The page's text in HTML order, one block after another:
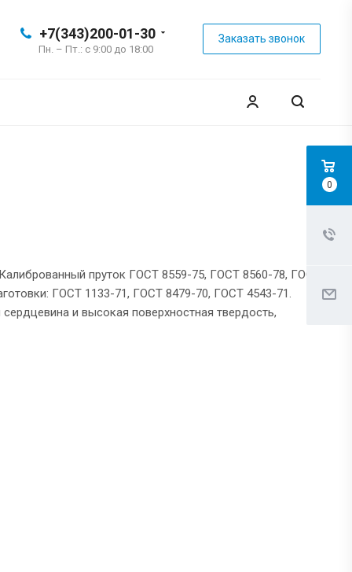
+7(343)200-01-30
Пн. – Пт.: с 9:00 до 18:00
Заказать звонок
пруток ГОСТ 8559-75, ГОСТ 8560-78, ГОСТ
ГОСТ 1133-71, ГОСТ 8479-70, ГОСТ 4543-71.
и высокая поверхностная твердость,
0